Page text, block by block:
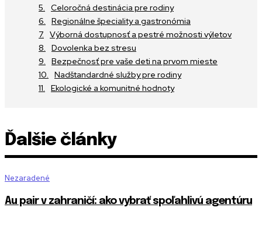
Celoročná destinácia pre rodiny
Regionálne špeciality a gastronómia
Výborná dostupnosť a pestré možnosti výletov
Dovolenka bez stresu
Bezpečnosť pre vaše deti na prvom mieste
Nadštandardné služby pre rodiny
Ekologické a komunitné hodnoty
Ďalšie články
Nezaradené
Au pair v zahraničí: ako vybrať spoľahlivú agentúru